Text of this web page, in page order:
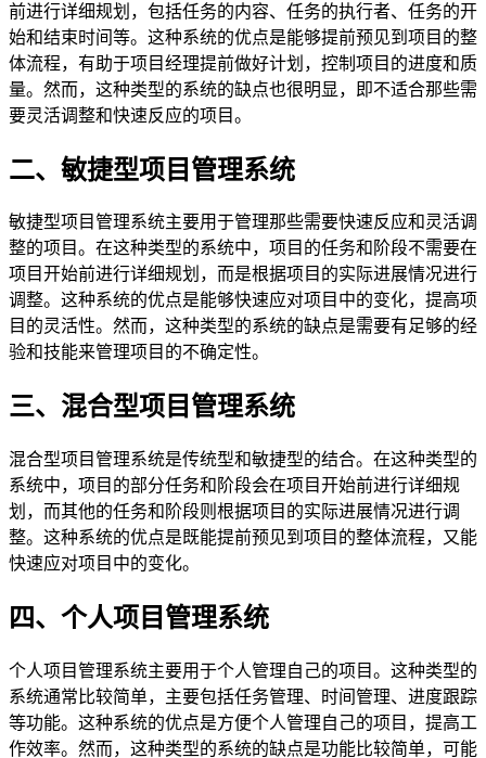
前进行详细规划，包括任务的内容、任务的执行者、任务的开
始和结束时间等。这种系统的优点是能够提前预见到项目的整
体流程，有助于项目经理提前做好计划，控制项目的进度和质
量。然而，这种类型的系统的缺点也很明显，即不适合那些需
要灵活调整和快速反应的项目。
二、敏捷型项目管理系统
敏捷型项目管理系统主要用于管理那些需要快速反应和灵活调
整的项目。在这种类型的系统中，项目的任务和阶段不需要在
项目开始前进行详细规划，而是根据项目的实际进展情况进行
调整。这种系统的优点是能够快速应对项目中的变化，提高项
目的灵活性。然而，这种类型的系统的缺点是需要有足够的经
验和技能来管理项目的不确定性。
三、混合型项目管理系统
混合型项目管理系统是传统型和敏捷型的结合。在这种类型的
系统中，项目的部分任务和阶段会在项目开始前进行详细规
划，而其他的任务和阶段则根据项目的实际进展情况进行调
整。这种系统的优点是既能提前预见到项目的整体流程，又能
快速应对项目中的变化。
四、个人项目管理系统
个人项目管理系统主要用于个人管理自己的项目。这种类型的
系统通常比较简单，主要包括任务管理、时间管理、进度跟踪
等功能。这种系统的优点是方便个人管理自己的项目，提高工
作效率。然而，这种类型的系统的缺点是功能比较简单，可能